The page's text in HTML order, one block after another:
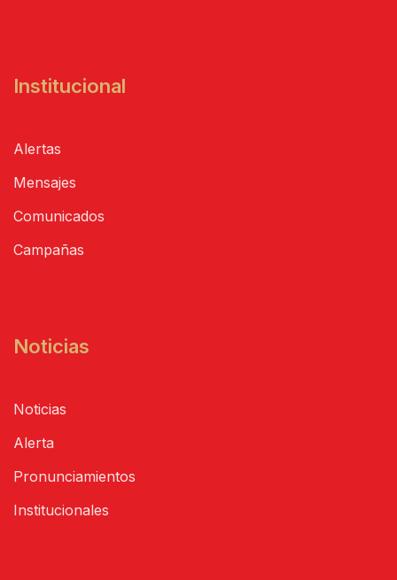
Institucional
Alertas
Mensajes
Comunicados
Campañas
Noticias
Noticias
Alerta
Pronunciamientos
Institucionales